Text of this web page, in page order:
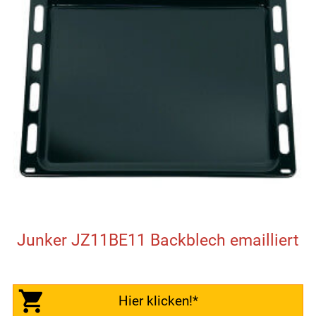
Junker JZ11BE11 Backblech emailliert
Hier klicken!*